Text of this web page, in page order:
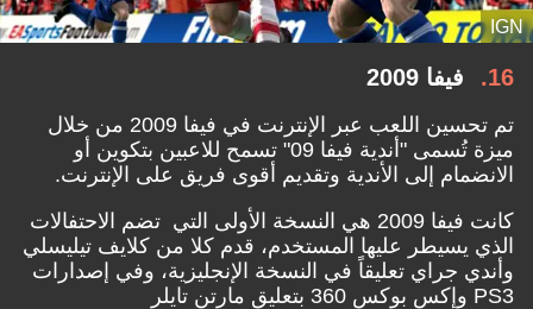
IGN
16 فيفا 2009
تم تحسين اللعب عبر الإنترنت في فيفا 2009 من خلال
ميزة تُسمى "أندية فيفا 09" تسمح للاعبين بتكوين أو
الانضمام إلى الأندية وتقديم أقوى فريق على الإنترنت.
كانت فيفا 2009 هي النسخة الأولى التي تضم الاحتفالات
الذي يسيطر عليها المستخدم، قدم كلا من كلايف تيليسلي
وأندي جراي تعليقاً في النسخة الإنجليزية، وفي إصدارات
PS3 وإكس بوكس 360 بتعليق مارتن تايلر